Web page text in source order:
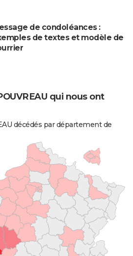
de condoléances :
de textes et modèle de
qui nous ont
décédés par département de